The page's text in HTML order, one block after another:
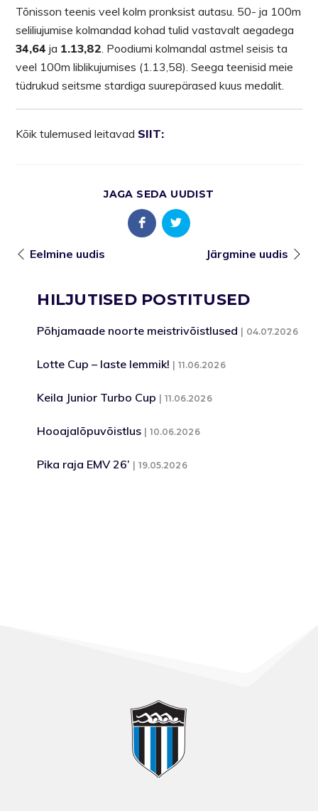
Tõnisson teenis veel kolm pronksist autasu. 50- ja 100m
seliliujumise kolmandad kohad tulid vastavalt aegadega
34,64 ja 1.13,82 . Poodiumi kolmandal astmel seisis ta
veel 100m liblikujumises (1.13,58). Seega teenisid meie
tüdrukud seitsme stardiga suurepärased kuus medalit.
Kõik tulemused leitavad SIIT:
JAGA SEDA UUDIST
Eelmine uudis Järgmine uudis
HILJUTISED POSTITUSED
Põhjamaade noorte meistrivõistlused 04.07.2026
Lotte Cup – laste lemmik! 11.06.2026
Keila Junior Turbo Cup 11.06.2026
Hooajalõpuvõistlus 10.06.2026
Pika raja EMV 26’ 19.05.2026